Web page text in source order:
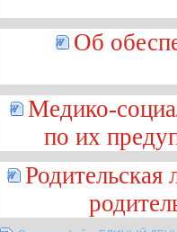
Об
Медико-
по их